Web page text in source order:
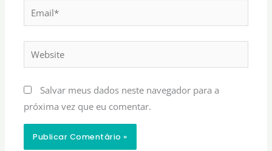
Email*
Website
Salvar meus dados neste navegador para a
próxima vez que eu comentar.